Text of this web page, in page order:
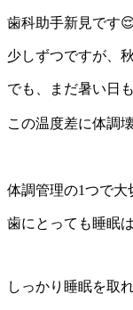
歯科助手新見です
少しずつですが、
でも、まだ暑い日
この温度差に体調
体調管理の1つで大
歯にとっても睡眠
しっかり睡眠を取